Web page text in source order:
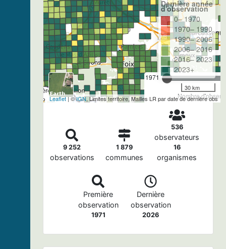
1971
Nombre
Dernière année
d'observation
0– 1970
1970– 1990
1990– 2006
2006– 2016
2016– 2023
2023+
30 km
Leaflet| ©IGN, Limites territoire, Mailles LR par date de dernière obs
9 252
observations
1 879
communes
536
observateurs
16
organismes
Première
observation
1971
Dernière
observation
2026